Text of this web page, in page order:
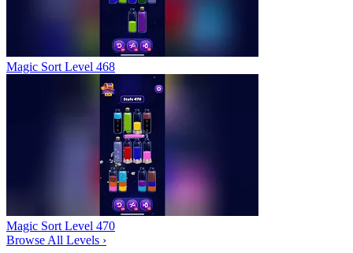
Magic Sort Level 468
Magic Sort Level 470
Browse All Levels ›